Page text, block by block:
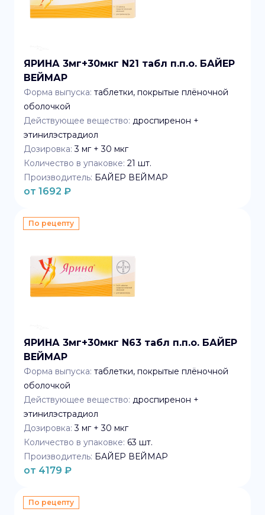
ЯРИНА 3мг+30мкг N21 табл п.п.о. БАЙЕР
ВЕЙМАР
Форма выпуска: таблетки, покрытые плёночной
оболочкой
Действующее вещество: дроспиренон +
этинилэстрадиол
Дозировка: 3 мг + 30 мкг
Количество в упаковке: 21 шт.
Производитель: БАЙЕР ВЕЙМАР
от 1692 ₽
По рецепту
ЯРИНА 3мг+30мкг N63 табл п.п.о. БАЙЕР
ВЕЙМАР
Форма выпуска: таблетки, покрытые плёночной
оболочкой
Действующее вещество: дроспиренон +
этинилэстрадиол
Дозировка: 3 мг + 30 мкг
Количество в упаковке: 63 шт.
Производитель: БАЙЕР ВЕЙМАР
от 4179 ₽
По рецепту